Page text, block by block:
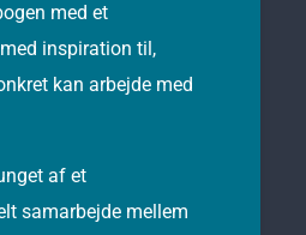
med et
inspiration til,
kan arbejde med
af et
samarbejde mellem